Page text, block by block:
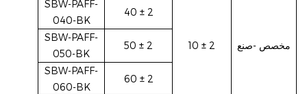
10 ± 2 مخصص -صنع
SBW-PAFF-
040-BK
40 ± 2
SBW-PAFF-
050-BK
50 ± 2
SBW-PAFF-
060-BK
60 ± 2